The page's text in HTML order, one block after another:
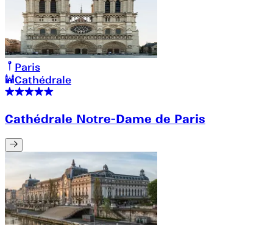
Paris
Cathédrale
Cathédrale Notre-Dame de Paris